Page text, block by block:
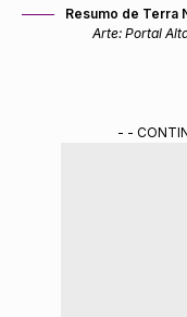
Resumo de Terra
Arte: Portal
- -